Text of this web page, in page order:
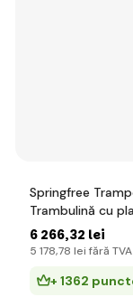
Springfree
Trambulină cu
6 266,32 lei
5 178,78 lei fără TVA
+ 1362